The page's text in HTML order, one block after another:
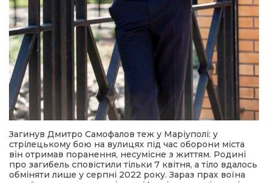
Загинув Дмитро Самофалов теж у Маріуполі: у
стрілецькому бою на вулицях під час оборони міста
він отримав поранення, несумісне з життям. Родині
про загибель сповістили тільки 7 квітня, а тіло вдалось
обміняти лише у серпні 2022 року. Зараз прах воїна